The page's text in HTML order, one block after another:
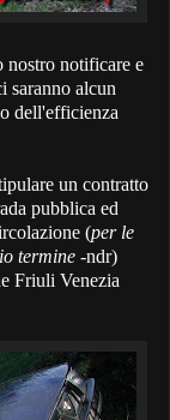
nostro notificare e
saranno alcun
dell'efficienza
un contratto
pubblica ed
(per le
termine -ndr)
Friuli Venezia